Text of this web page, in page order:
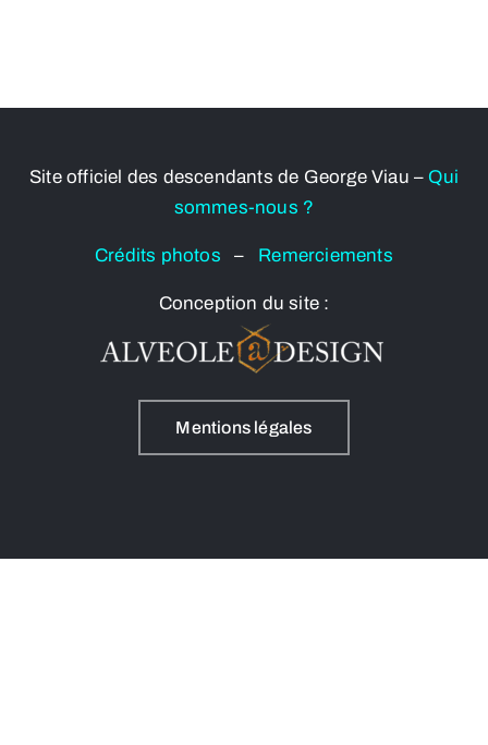
Site officiel des descendants de George Viau – Qui
sommes-nous ?
Crédits photos– Remerciements
Conception du site :
Mentions légales